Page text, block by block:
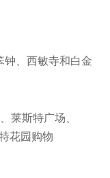
钟、西敏寺和白金
莱斯特广场、
花园购物